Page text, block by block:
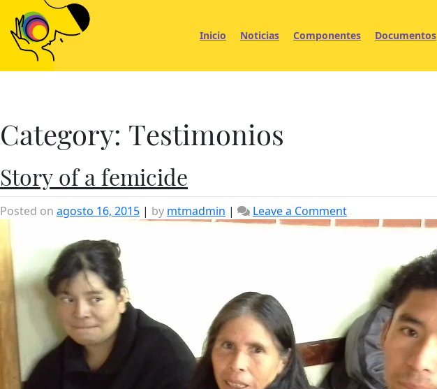
content
Inicio Noticias Componentes Documentos
Category: Testimonios
Story of a femicide
Posted on agosto 16, 2015 | by mtmadmin | Leave a Commenton
Story
femicide